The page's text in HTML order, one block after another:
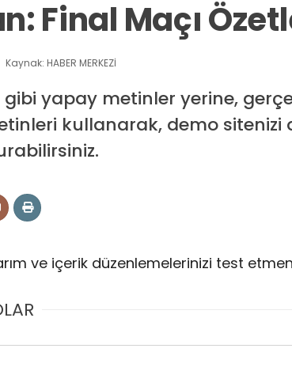
Final Maçı
Kaynak: HABER MERKEZİ
gibi yapay metinler yerine,
kullanarak, demo sitenizi
ve içerik düzenlemelerinizi test